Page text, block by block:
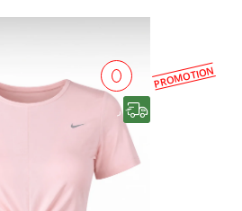
PROMOTION
رایگان